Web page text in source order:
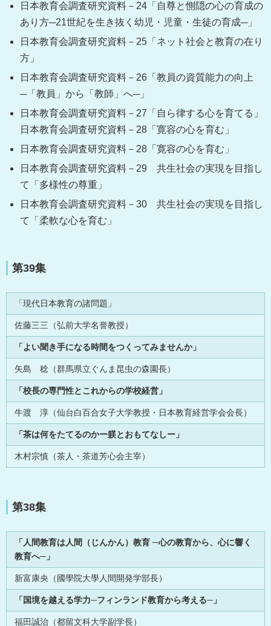
日本教育会調査研究資料－24「自尊と惻隠の心の育成の
あり方─21世紀を生き抜く幼児・児童・生徒の育成─」
日本教育会調査研究資料－25「ネット社会と教育の在り
方」
日本教育会調査研究資料－26「教員の資質能力の向上
─「教員」から「教師」へ─」
日本教育会調査研究資料－27「自ら律する心を育てる」
日本教育会調査研究資料－28「寛容の心を育む」
日本教育会調査研究資料－28「寛容の心を育む」
日本教育会調査研究資料－29 共生社会の実現を目指し
て「多様性の尊重」
日本教育会調査研究資料－30 共生社会の実現を目指し
て
「柔軟な心を育む」
第39集
「現代日本教育の諸問題」
佐藤三三（弘前大学名誉教授）
「よい聞き手になる時間をつくってみませんか」
矢島 稔（群馬県立ぐんま昆虫の森園長）
「校長の専門性とこれからの学校経営」
牛渡 淳（仙台白百合女子大学教授・日本教育経営学会会長）
「茶は何をたてるのかー躾とおもてなしー」
木村宗慎（茶人・茶道芳心会主宰）
第38集
「人間教育は人間（じんかん）教育 ─心の教育から、心に響く
教育へ─」
新富康央（國學院大學人間開発学部長）
「国境を越える学力─フィンランド教育から考える─」
福田誠治（都留文科大学副学長）